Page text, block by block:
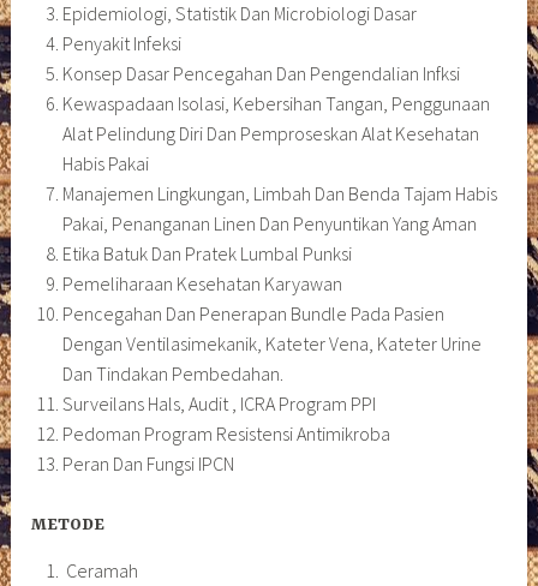
Epidemiologi, Statistik Dan Microbiologi Dasar
Penyakit Infeksi
Konsep Dasar Pencegahan Dan Pengendalian Infksi
Kewaspadaan Isolasi, Kebersihan Tangan, Penggunaan
Alat Pelindung Diri Dan Pemproseskan Alat Kesehatan
Habis Pakai
Manajemen Lingkungan, Limbah Dan Benda Tajam Habis
Pakai, Penanganan Linen Dan Penyuntikan Yang Aman
Etika Batuk Dan Pratek Lumbal Punksi
Pemeliharaan Kesehatan Karyawan
Pencegahan Dan Penerapan Bundle Pada Pasien
Dengan Ventilasimekanik, Kateter Vena, Kateter Urine
Dan Tindakan Pembedahan.
Surveilans Hals, Audit , ICRA Program PPI
Pedoman Program Resistensi Antimikroba
Peran Dan Fungsi IPCN
METODE
Ceramah